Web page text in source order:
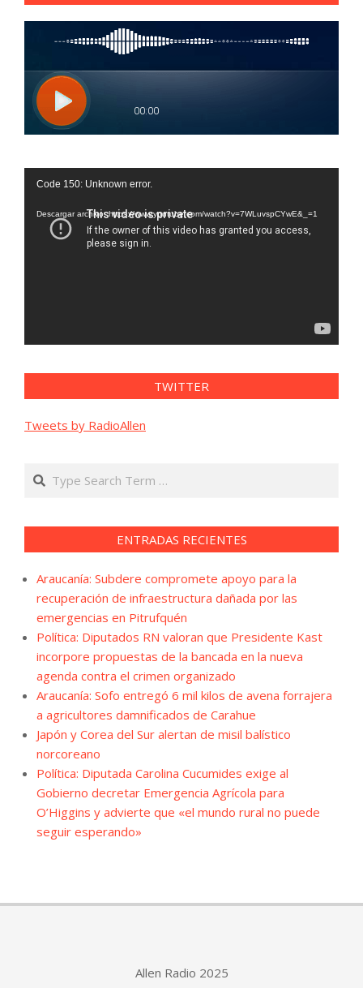
Reproductor
vídeo
Code 150: Unknown error.
Descargar archivo: https://www.youtube.com/watch?v=7WLuvspCYwE&_=1
TWITTER
Tweets by RadioAllen
Search
ENTRADAS RECIENTES
Araucanía: Subdere compromete apoyo para la
recuperación de infraestructura dañada por las
emergencias en Pitrufquén
Política: Diputados RN valoran que Presidente Kast
incorpore propuestas de la bancada en la nueva
agenda contra el crimen organizado
Araucanía: Sofo entregó 6 mil kilos de avena forrajera
a agricultores damnificados de Carahue
Japón y Corea del Sur alertan de misil balístico
norcoreano
Política: Diputada Carolina Cucumides exige al
Gobierno decretar Emergencia Agrícola para
O’Higgins y advierte que «el mundo rural no puede
seguir esperando»
Allen Radio 2025